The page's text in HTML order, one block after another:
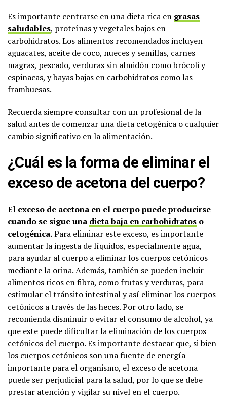
Es importante centrarse en una dieta rica en grasas
saludables, proteínas y vegetales bajos en
carbohidratos. Los alimentos recomendados incluyen
aguacates, aceite de coco, nueces y semillas, carnes
magras, pescado, verduras sin almidón como brócoli y
espinacas, y bayas bajas en carbohidratos como las
frambuesas.
Recuerda siempre consultar con un profesional de la
salud antes de comenzar una dieta cetogénica o cualquier
cambio significativo en la alimentación.
¿Cuál es la forma de eliminar el
exceso de acetona del cuerpo?
El exceso de acetona en el cuerpo puede producirse
cuando se sigue una dieta baja en carbohidratos o
cetogénica.Para eliminar este exceso, es importante
aumentar la ingesta de líquidos, especialmente agua,
para ayudar al cuerpo a eliminar los cuerpos cetónicos
mediante la orina. Además, también se pueden incluir
alimentos ricos en fibra, como frutas y verduras, para
estimular el tránsito intestinal y así eliminar los cuerpos
cetónicos a través de las heces. Por otro lado, se
recomienda disminuir o evitar el consumo de alcohol, ya
que este puede dificultar la eliminación de los cuerpos
cetónicos del cuerpo. Es importante destacar que, si bien
los cuerpos cetónicos son una fuente de energía
importante para el organismo, el exceso de acetona
puede ser perjudicial para la salud, por lo que se debe
prestar atención y vigilar su nivel en el cuerpo.